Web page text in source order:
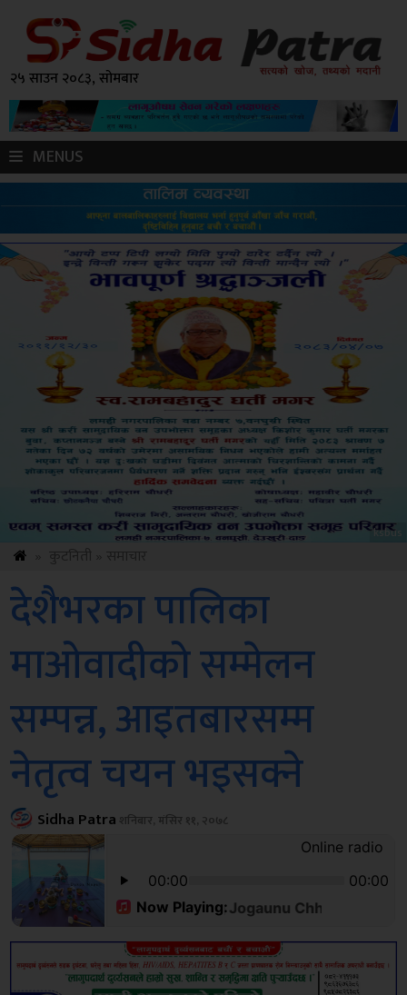
२५ साउन २०८३, सोमबार
MENUS
ksbus
देशैभरका पालिका
माओवादीको सम्मेलन
सम्पन्न, आइतबारसम्म
नेतृत्व चयन भइसक्ने
Sidha Patra शनिबार, मंसिर ११, २०७८